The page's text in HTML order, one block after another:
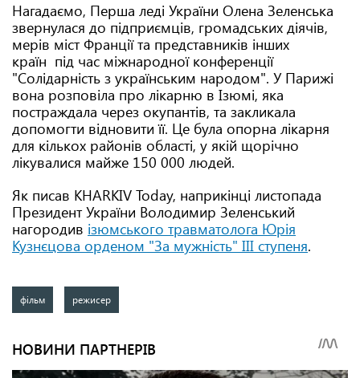
Нагадаємо, Перша леді України Олена Зеленська
звернулася до підприємців, громадських діячів,
мерів міст Франції та представників інших
країн під час міжнародної конференції
"Солідарність з українським народом". У Парижі
вона розповіла про лікарню в Ізюмі, яка
постраждала через окупантів, та закликала
допомогти відновити її. Це була опорна лікарня
для кількох районів області, у якій щорічно
лікувалися майже 150 000 людей.
Як писав KHARKIV Today, наприкінці листопада
Президент України Володимир Зеленський
нагородив ізюмського травматолога Юрія
Кузнєцова орденом "За мужність" III ступеня.
фільм режисер